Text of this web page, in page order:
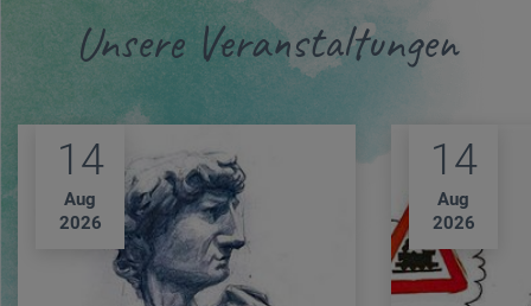
Unsere Veranstaltungen
14
Aug
2026
14
Aug
2026